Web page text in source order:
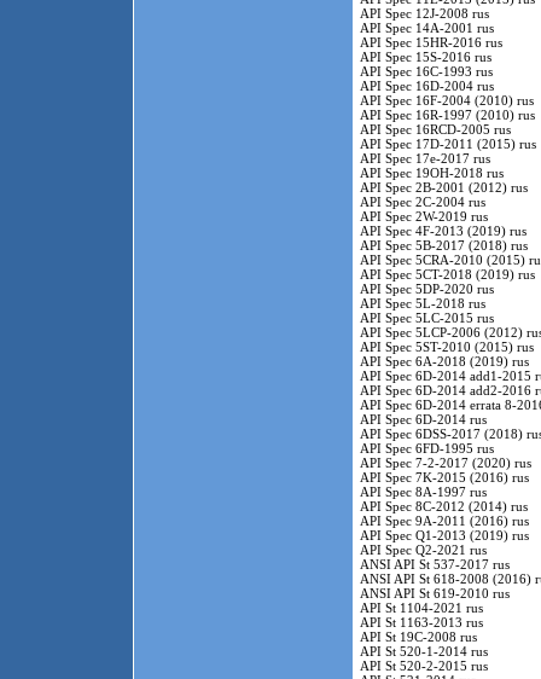
API Spec 12J-2008 rus
API Spec 14A-2001 rus
API Spec 15HR-2016 rus
API Spec 15S-2016 rus
API Spec 16C-1993 rus
API Spec 16D-2004 rus
API Spec 16F-2004 (2010) rus
API Spec 16R-1997 (2010) rus
API Spec 16RCD-2005 rus
API Spec 17D-2011 (2015) rus
API Spec 17e-2017 rus
API Spec 19OH-2018 rus
API Spec 2B-2001 (2012) rus
API Spec 2C-2004 rus
API Spec 2W-2019 rus
API Spec 4F-2013 (2019) rus
API Spec 5B-2017 (2018) rus
API Spec 5CRA-2010 (2015)
API Spec 5CT-2018 (2019) rus
API Spec 5DP-2020 rus
API Spec 5L-2018 rus
API Spec 5LC-2015 rus
API Spec 5LCP-2006 (2012)
API Spec 5ST-2010 (2015) rus
API Spec 6A-2018 (2019) rus
API Spec 6D-2014 add1-2015
API Spec 6D-2014 add2-2016
API Spec 6D-2014 errata 8-
API Spec 6D-2014 rus
API Spec 6DSS-2017 (2018)
API Spec 6FD-1995 rus
API Spec 7-2-2017 (2020) rus
API Spec 7K-2015 (2016) rus
API Spec 8A-1997 rus
API Spec 8C-2012 (2014) rus
API Spec 9A-2011 (2016) rus
API Spec Q1-2013 (2019) rus
API Spec Q2-2021 rus
ANSI API St 537-2017 rus
ANSI API St 618-2008 (2016)
ANSI API St 619-2010 rus
API St 1104-2021 rus
API St 1163-2013 rus
API St 19C-2008 rus
API St 520-1-2014 rus
API St 520-2-2015 rus